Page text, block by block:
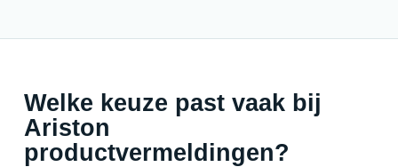
Welke keuze past vaak bij
Ariston
productvermeldingen?